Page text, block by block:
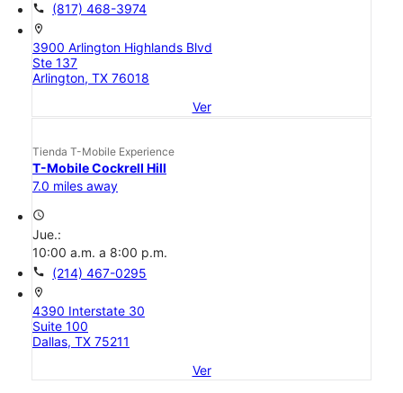
call (817) 468-3974
location_on
3900 Arlington Highlands Blvd
Ste 137
Arlington, TX 76018
Ver
Tienda T-Mobile Experience
T-Mobile Cockrell Hill
7.0 miles away
access_time
Jue.:
10:00 a.m. a 8:00 p.m.
call (214) 467-0295
location_on
4390 Interstate 30
Suite 100
Dallas, TX 75211
Ver